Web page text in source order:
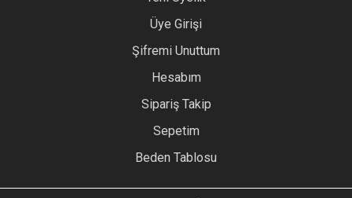
Üye Girişi
Şifremi Unuttum
Hesabım
Sipariş Takip
Sepetim
Beden Tablosu